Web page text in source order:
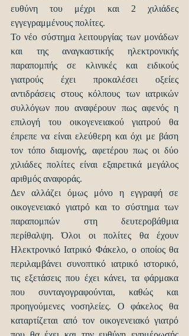
ευθύνη του μέχρι και 2 χιλιάδες
εγγεγραμμένους πολίτες.
Το νέο σύστημα λειτουργίας των μονάδων
και της αναγκαστικής ηλεκτρονικής
παραπομπής σε κλινικές και ειδικούς
γιατρούς έχει προκαλέσει οξείες
αντιδράσεις στους κόλπους των ιατρικών
συλλόγων που αναφέρουν πως αφενός η
επιλογή του οικογενειακού γιατρού θα
έπρεπε να είναι ελεύθερη και όχι με βάση
τον τόπο διαμονής, αφετέρου πως οι δύο
χιλιάδες πολίτες είναι εξαιρετικά μεγάλος
αριθμός αναφοράς.
Δεν αλλάζει όμως μόνο η εγγραφή σε
οικογενειακό γιατρό και το σύστημα των
παραπομπών στη δευτεροβάθμια
περίθαλψη. Όλοι οι πολίτες θα έχουν
Ηλεκτρονικό Ιατρικό Φάκελο, ο οποίος θα
περιλαμβάνει συνοπτικό ιατρικό ιστορικό,
τις εξετάσεις που έχει κάνει, τα φάρμακα
που συνταγογραφούνται, καθώς και
προηγούμενες νοσηλείες. Ο φάκελος θα
καταρτίζεται από τον οικογενειακό γιατρό